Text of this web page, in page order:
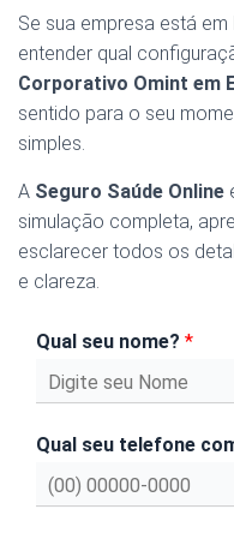
Se sua empresa está
entender qual
Corporativo Omint em
sentido para o seu
simples.
A Seguro Saúde Online
simulação completa,
esclarecer todos os
e clareza.
Qual seu nome? *
Qual seu telefone